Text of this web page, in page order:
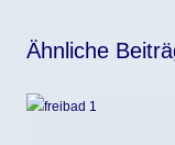
Ähnliche